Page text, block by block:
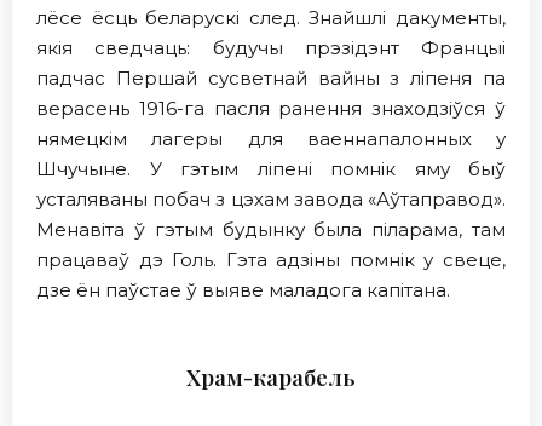
лёсе ёсць беларускі след. Знайшлі дакументы,
якія сведчаць: будучы прэзідэнт Францыі
падчас Першай сусветнай вайны з ліпеня па
верасень 1916-га пасля ранення знаходзіўся ў
нямецкім лагеры для ваеннапалонных у
Шчучыне. У гэтым ліпені помнік яму быў
усталяваны побач з цэхам завода «Аўтаправод».
Менавіта ў гэтым будынку была піларама, там
працаваў дэ Голь. Гэта адзіны помнік у свеце,
дзе ён паўстае ў выяве маладога капітана.
Храм-карабель